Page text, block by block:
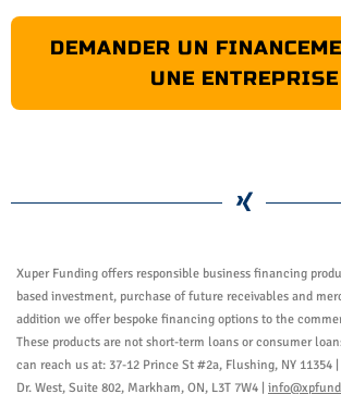
DEMANDER UN
UNE ENTREPRISE
Xuper Funding offers responsible business financing
based investment, purchase of future receivables and
addition we offer bespoke financing options to the
These products are not short-term loans or consumer
can reach us at: 37-12 Prince St #2a, Flushing, NY 11354
Dr. West, Suite 802, Markham, ON, L3T 7W4 |